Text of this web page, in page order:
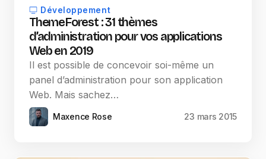
Développement
ThemeForest : 31 thèmes
d’administration pour vos applications
Web en 2019
Il est possible de concevoir soi-même un
panel d’administration pour son application
Web. Mais sachez…
Maxence Rose 23 mars 2015